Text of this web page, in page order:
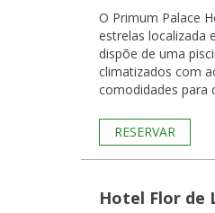
O Primum Palace
estrelas localizada
dispõe de uma
climatizados com
comodidades para
RESERVAR
Hotel Flor de